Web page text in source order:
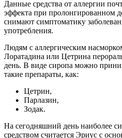
Данные средства от аллергии
эффекта при пролонгированном
снимают симптоматику
употребления.
Людям с аллергическим
Лоратадина или Цетрина
день. В виде сиропа можно
такие препараты, как:
Цетрин,
Парлазин,
Зодак.
На сегодняшний день наиболее
средством считается Эриус с